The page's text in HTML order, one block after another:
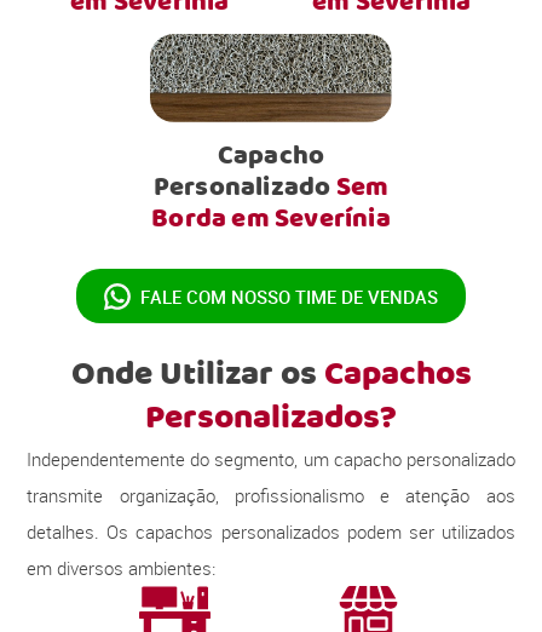
Capacho
PersonalizadoSem
Borda em Severínia
FALE COM NOSSO TIME DE VENDAS
Onde Utilizar osCapachos
Personalizados?
Independentemente do segmento, um capacho personalizado
transmite organização, profissionalismo e atenção aos
detalhes. Os capachos personalizados podem ser utilizados
em diversos ambientes: